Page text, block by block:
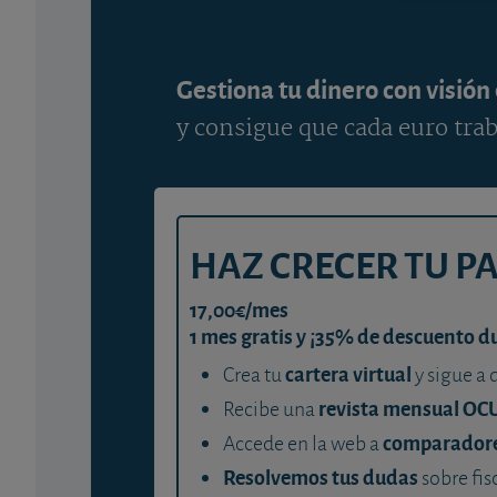
Gestiona tu dinero con
y consigue que cada euro
HAZ CRECER TU
17,00€/mes
1 mes gratis y ¡35% de descuento
Crea tucartera virtualy sigue a
Recibe unarevista mensual
Accede en la web a
Resolvemos tus dudas sobre